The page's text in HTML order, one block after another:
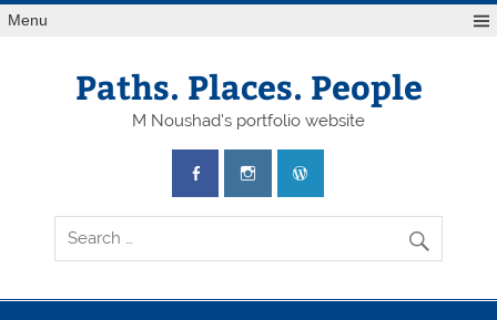
Skip
toMenu
Paths. Places. People
M Noushad's portfolio website